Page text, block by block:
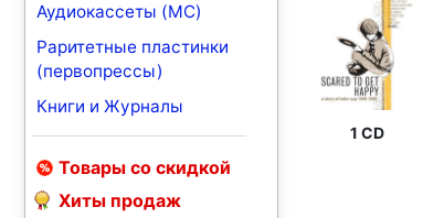
Аудиокассеты (MC)
Раритетные пластинки
(первопрессы)
Книги и Журналы
Товары со скидкой
Хиты продаж
1 CD